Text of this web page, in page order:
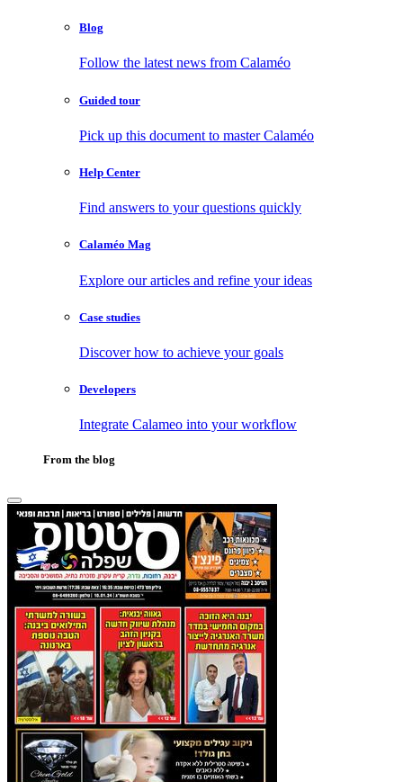
Blog
Follow the latest news from Calaméo
Guided tour
Pick up this document to master Calaméo
Help Center
Find answers to your questions quickly
Calaméo Mag
Explore our articles and refine your ideas
Case studies
Discover how to achieve your goals
Developers
Integrate Calameo into your workflow
From the blog